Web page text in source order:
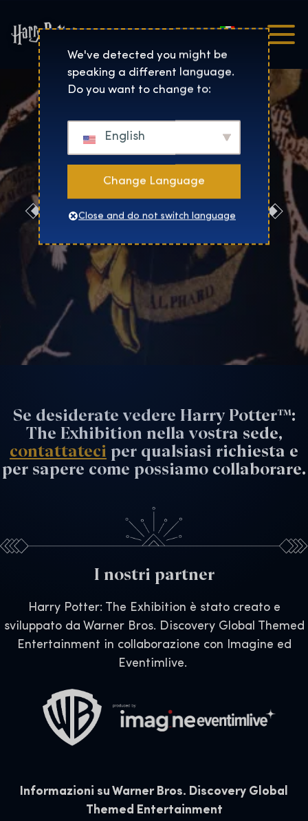
Harry Potter™: The
Italiano
Prenotaci
Se desiderate vedere Harry Potter™:
The Exhibition nella vostra sede,
contattateci per qualsiasi richiesta e
per sapere come possiamo collaborare.
I nostri partner
Harry Potter: The Exhibition è stato creato e
sviluppato da Warner Bros. Discovery Global Themed
Entertainment in collaborazione con Imagine ed
Eventimlive.
Informazioni su Warner Bros. Discovery Global
Themed Entertainment
We've detected you might be
speaking a different language.
Do you want to change to:
English
Change Language
Close and do not switch language